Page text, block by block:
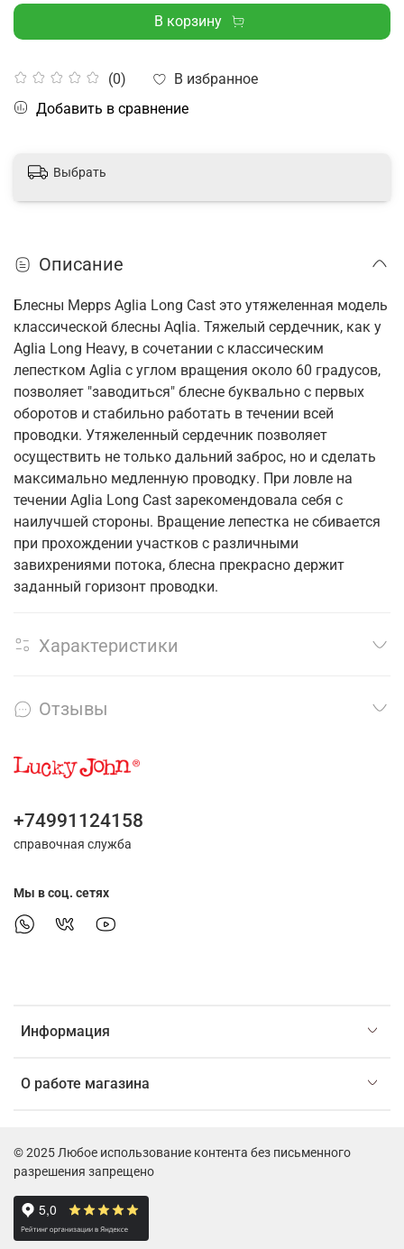
(0)
В избранное
Добавить в сравнение
В корзину
Выбрать
Описание
Блесны Mepps Aglia Long Cast это утяжеленная модель
классической блесны Aqlia. Тяжелый сердечник, как у
Aglia Long Heavy, в сочетании с классическим
лепестком Aglia с углом вращения около 60 градусов,
позволяет "заводиться" блесне буквально с первых
оборотов и стабильно работать в течении всей
проводки. Утяжеленный сердечник позволяет
осуществить не только дальний заброс, но и сделать
максимально медленную проводку. При ловле на
течении Aglia Long Cast зарекомендовала себя с
наилучшей стороны. Вращение лепестка не сбивается
при прохождении участков с различными
завихрениями потока, блесна прекрасно держит
заданный горизонт проводки.
Характеристики
Отзывы
Информация
О работе магазина
+74991124158
справочная служба
Мы в соц. сетях
© 2025 Любое использование контента без письменного
разрешения запрещено